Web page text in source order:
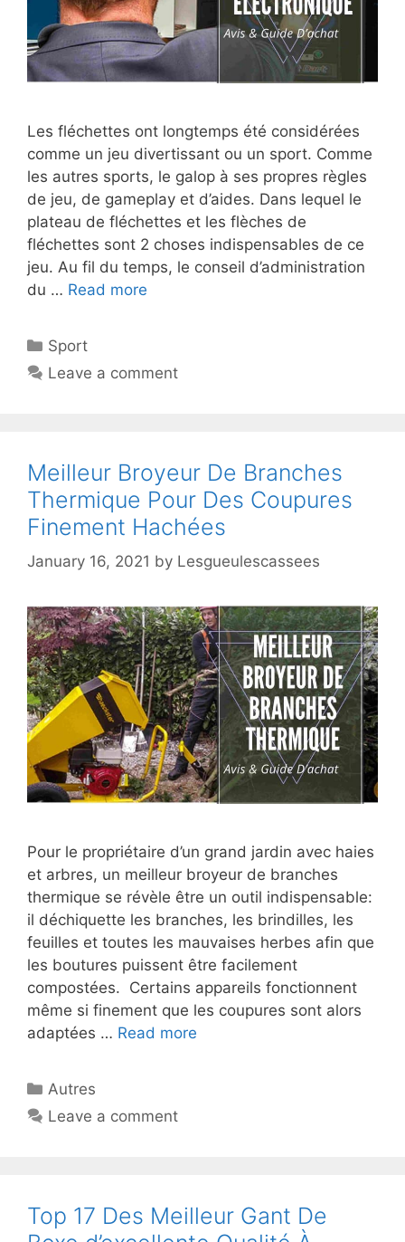
Les fléchettes ont longtemps été considérées
comme un jeu divertissant ou un sport. Comme
les autres sports, le galop à ses propres règles
de jeu, de gameplay et d’aides. Dans lequel le
plateau de fléchettes et les flèches de
fléchettes sont 2 choses indispensables de ce
jeu. Au fil du temps, le conseil d’administration
du … Read more
Sport
Leave a comment
Meilleur Broyeur De Branches
Thermique Pour Des Coupures
Finement Hachées
January 16, 2021 by Lesgueulescassees
Pour le propriétaire d’un grand jardin avec haies
et arbres, un meilleur broyeur de branches
thermique se révèle être un outil indispensable:
il déchiquette les branches, les brindilles, les
feuilles et toutes les mauvaises herbes afin que
les boutures puissent être facilement
compostées. Certains appareils fonctionnent
même si finement que les coupures sont alors
adaptées … Read more
Autres
Leave a comment
Top 17 Des Meilleur Gant De